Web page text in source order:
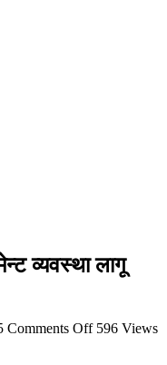
व्यवस्था लागू
Comments Offon596 Views